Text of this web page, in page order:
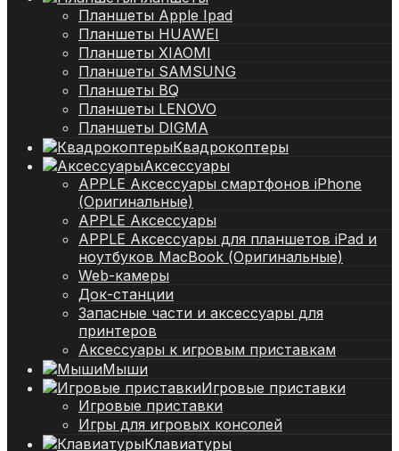
Планшеты Apple Ipad
Планшеты HUAWEI
Планшеты XIAOMI
Планшеты SAMSUNG
Планшеты BQ
Планшеты LENOVO
Планшеты DIGMA
Квадрокоптеры
Аксессуары
APPLE Аксессуары смартфонов iPhone
(Оригинальные)
APPLE Аксессуары
APPLE Аксессуары для планшетов iPad и
ноутбуков MacBook (Оригинальные)
Web-камеры
Док-станции
Запасные части и аксессуары для
принтеров
Аксессуары к игровым приставкам
Мыши
Игровые приставки
Игровые приставки
Игры для игровых консолей
Клавиатуры